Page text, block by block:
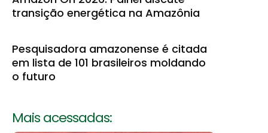
transição energética na Amazônia
Pesquisadora amazonense é citada
em lista de 101 brasileiros moldando
o futuro
Mais acessadas: